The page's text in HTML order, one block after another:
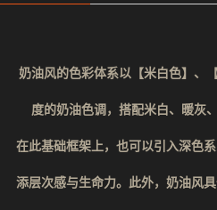
奶油风的色彩体系以【米白色】、
度的奶油色调，搭配米白、暖灰
在此基础框架上，也可以引入深色
添层次感与生命力。此外，奶油风